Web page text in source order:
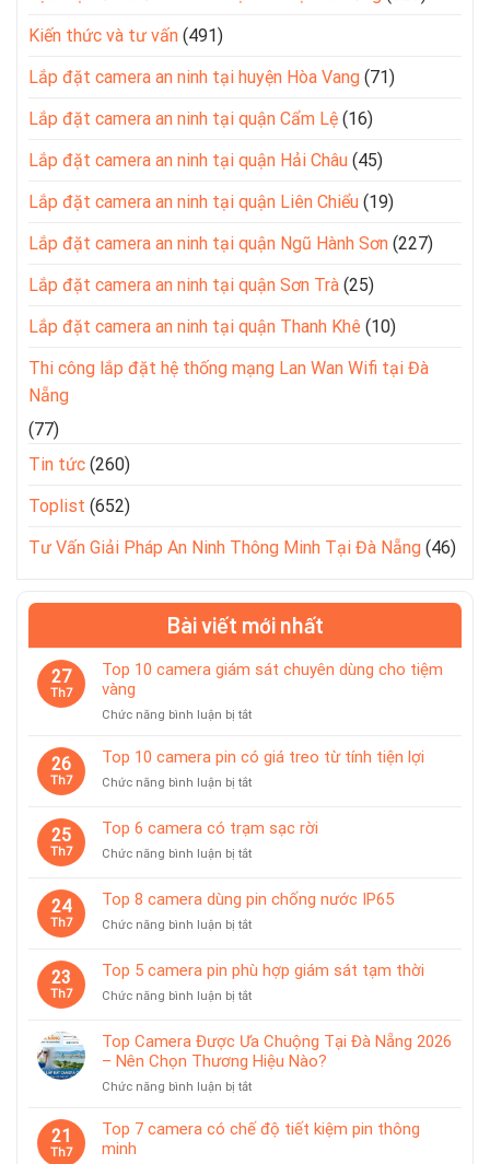
Kiến thức và tư vấn (491)
Lắp đặt camera an ninh tại huyện Hòa Vang (71)
Lắp đặt camera an ninh tại quận Cẩm Lệ (16)
Lắp đặt camera an ninh tại quận Hải Châu (45)
Lắp đặt camera an ninh tại quận Liên Chiểu (19)
Lắp đặt camera an ninh tại quận Ngũ Hành Sơn (227)
Lắp đặt camera an ninh tại quận Sơn Trà (25)
Lắp đặt camera an ninh tại quận Thanh Khê (10)
Thi công lắp đặt hệ thống mạng Lan Wan Wifi tại Đà
Nẵng
(77)
Tin tức (260)
Toplist (652)
Tư Vấn Giải Pháp An Ninh Thông Minh Tại Đà Nẵng (46)
Bài viết mới nhất
27
Th7
Top 10 camera giám sát chuyên dùng cho tiệm
vàng
Chức năng bình luận bị tắtở
10
camera
giám
chuyên
cho
vàng
26
Th7
Top 10 camera pin có giá treo từ tính tiện lợi
Chức năng bình luận bị tắtở
camera
pin
giá
từ
tiện
25
Th7
Top 6 camera có trạm sạc rời
Chức năng bình luận bị tắtở
6
camera
có
sạc
24
Th7
Top 8 camera dùng pin chống nước IP65
Chức năng bình luận bị tắtở
8
camera
dùng
chống
nước
IP65
23
Th7
Top 5 camera pin phù hợp giám sát tạm thời
Chức năng bình luận bị tắtở
5
camera
pin
phù
giám
Top Camera Được Ưa Chuộng Tại Đà Nẵng 2026
– Nên Chọn Thương Hiệu Nào?
Chức năng bình luận bị tắtở
Camera
Được
21
Th7
Top 7 camera có chế độ tiết kiệm pin thông
minh